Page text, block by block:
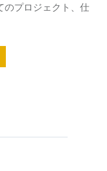
のプロジェクト、仕